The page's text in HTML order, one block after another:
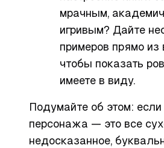
мрачным,
игривым? Дайте
примеров прямо из
чтобы показать
имеете в виду.
Подумайте об этом:
персонажа — это все
недосказанное,